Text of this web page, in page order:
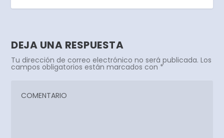
DEJA UNA RESPUESTA
Tu dirección de correo electrónico no será publicada. Los
campos obligatorios están marcados con *